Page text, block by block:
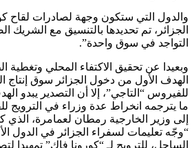
والدول التي ستكون وجهة لصادرات لقاح
الجزائر، تم تحديدها بالتنسيق مع
التواجد في سوق واحدة”.
وبعيدا عن تحقيق الاكتفاء المحلي وتغطية
الهدف الأول من دخول الجزائر سوق إنتاج
للفيروس “التاجي”، إلا أن التصدير يبدو
ما يترجمه انخراط عدة وزراء في الترويج
إلى وزير الخارجية رمطان لعمامرة،
“وجّه تعليمات لسفراء الجزائر في الدول
الساحل، للترويج لـ “كورونا فاك” تمهيدا